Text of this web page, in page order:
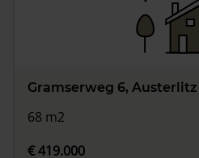
Gramserweg 6, Austerlitz
68 m2
€ 419.000